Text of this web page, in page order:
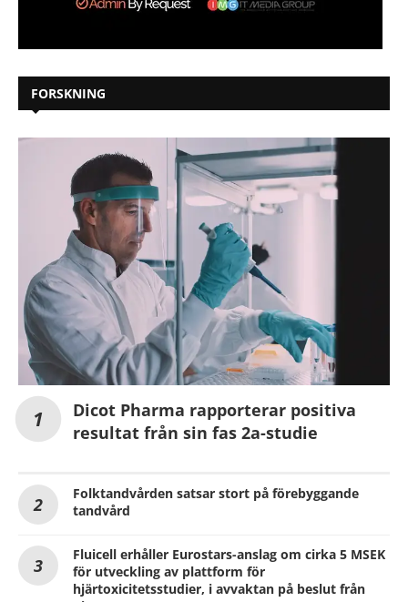
FORSKNING
Dicot Pharma rapporterar positiva
resultat från sin fas 2a-studie
Folktandvården satsar stort på förebyggande
tandvård
Fluicell erhåller Eurostars-anslag om cirka 5 MSEK
för utveckling av plattform för
hjärtoxicitetsstudier, i avvaktan på beslut från